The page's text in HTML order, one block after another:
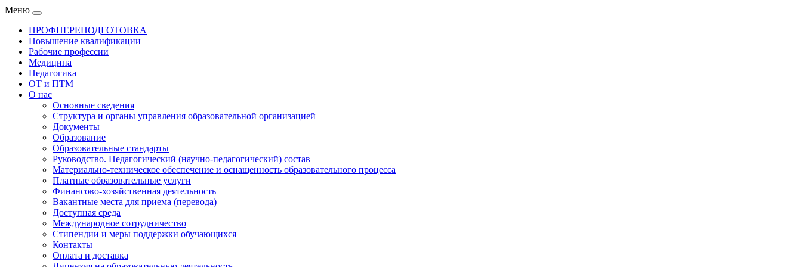
Меню
ПРОФПЕРЕПОДГОТОВКА
Повышение квалификации
Рабочие профессии
Медицина
Педагогика
ОТ и ПТМ
О нас
Основные сведения
Структура и органы управления образовательной организацией
Документы
Образование
Образовательные стандарты
Руководство. Педагогический (научно-педагогический) состав
Материально-техническое обеспечение и оснащенность образовательного процесса
Платные образовательные услуги
Финансово-хозяйственная деятельность
Вакантные места для приема (перевода)
Доступная среда
Международное сотрудничество
Стипендии и меры поддержки обучающихся
Контакты
Оплата и доставка